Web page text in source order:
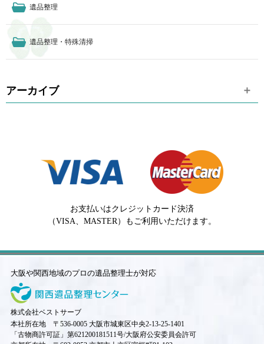
遺品整理
遺品整理・特殊清掃
アーカイブ
お支払いはクレジットカード決済
（VISA、MASTER）もご利用いただけます。
大阪や関西地域のプロの遺品整理士が対応
株式会社ベストサーブ
本社所在地 〒536-0005 大阪市城東区中央2-13-25-1401
「古物商許可証」第621200181511号/大阪府公安委員会許可